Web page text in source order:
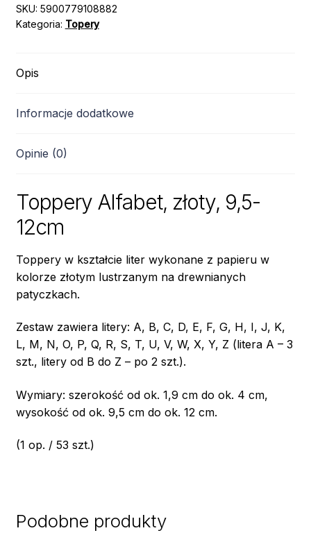
ZŁOTY
/
SKU: 5900779108882
Kategoria: Topery
Opis
Informacje dodatkowe
Opinie (0)
Toppery Alfabet, złoty, 9,5-
12cm
Toppery w kształcie liter wykonane z papieru w
kolorze złotym lustrzanym na drewnianych
patyczkach.
Zestaw zawiera litery: A, B, C, D, E, F, G, H, I, J, K,
L, M, N, O, P, Q, R, S, T, U, V, W, X, Y, Z (litera A – 3
szt., litery od B do Z – po 2 szt.).
Wymiary: szerokość od ok. 1,9 cm do ok. 4 cm,
wysokość od ok. 9,5 cm do ok. 12 cm.
(1 op. / 53 szt.)
Podobne produkty